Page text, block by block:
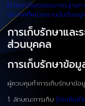
[รายละเอียดของมาตรฐาน
ประเทศที่หน่วยงานนั้นตั้งอยู่
การเก็บรักษาและ
ส่วนบุคคล
การเก็บรักษาข้อ
ผู้ควบคุมทำการเก็บรักษาข้
1. ลักษณะการเก็บ [จัดเก็บเ